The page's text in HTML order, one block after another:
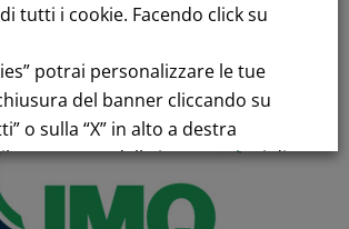
Imprese
28331
tutti i cookie. Facendo click su
potrai personalizzare le tue
del banner cliccando su
o sulla “X” in alto a destra
permanere delle impostazioni di
continuazione della navigazione
di cookie o altri strumenti di